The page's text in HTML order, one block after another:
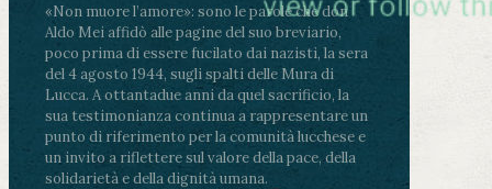
«Non muore l’amore»: sono le parole che don
Aldo Mei affidò alle pagine del suo breviario,
poco prima di essere fucilato dai nazisti, la sera
del 4 agosto 1944, sugli spalti delle Mura di
Lucca. A ottantadue anni da quel sacrificio, la
sua testimonianza continua a rappresentare un
punto di riferimento per la comunità lucchese e
un invito a riflettere sul valore della pace, della
solidarietà e della dignità umana.